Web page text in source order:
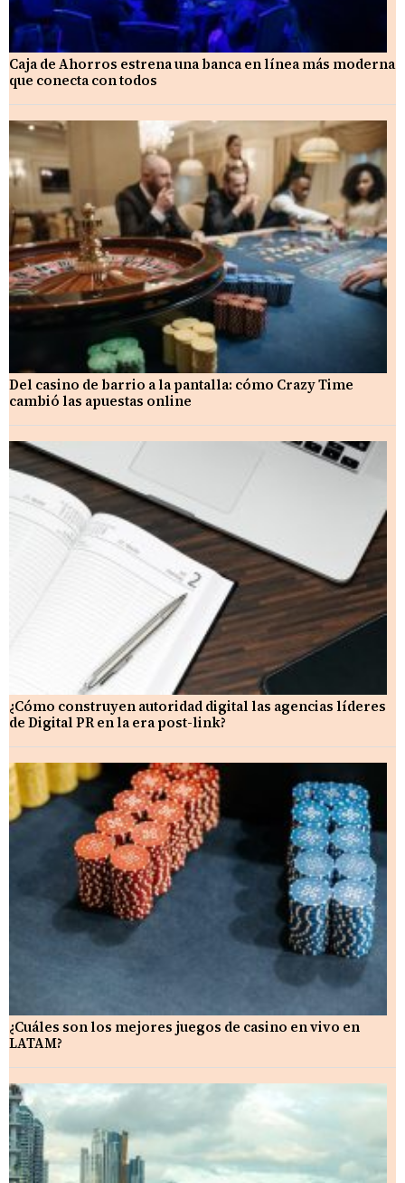
Caja de Ahorros estrena una banca en línea más moderna
que conecta con todos
Del casino de barrio a la pantalla: cómo Crazy Time
cambió las apuestas online
¿Cómo construyen autoridad digital las agencias líderes
de Digital PR en la era post-link?
¿Cuáles son los mejores juegos de casino en vivo en
LATAM?